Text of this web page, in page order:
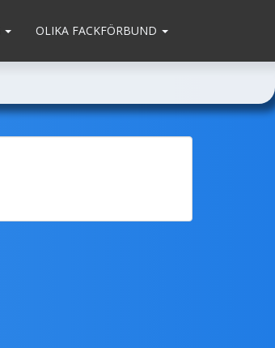
OLIKA FACKFÖRBUND